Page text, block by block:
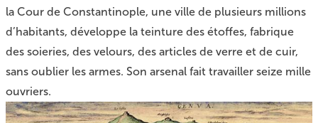
la Cour de Constantinople, une ville de plusieurs millions
d’habitants, développe la teinture des étoffes, fabrique
des soieries, des velours, des articles de verre et de cuir,
sans oublier les armes. Son arsenal fait travailler seize mille
ouvriers.